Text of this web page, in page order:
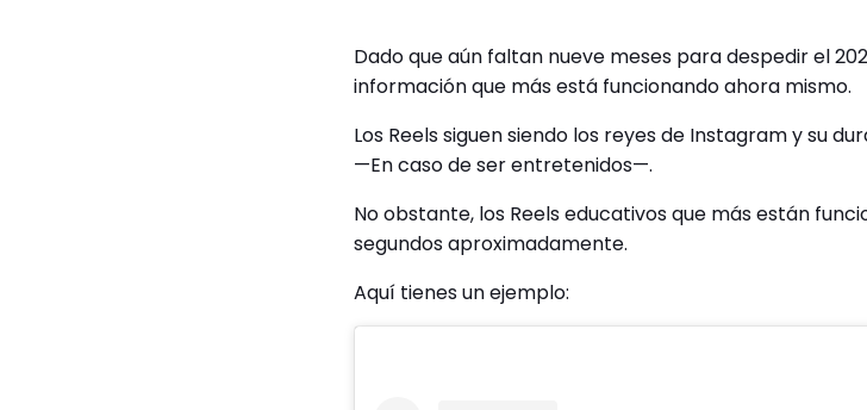
Dado que aún faltan nueve meses para despedir el
información que más está funcionando ahora mismo.
Los Reels siguen siendo los reyes de Instagram y su
—En caso de ser entretenidos—.
No obstante, los Reels educativos que más están
segundos aproximadamente.
Aquí tienes un ejemplo: